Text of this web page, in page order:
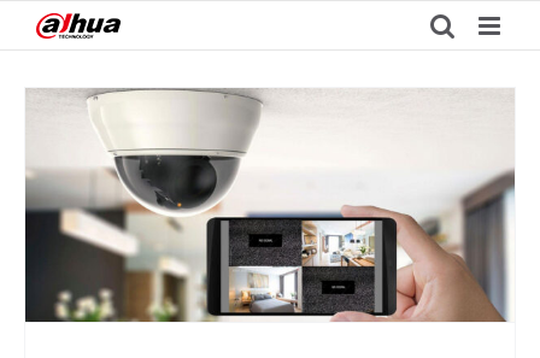
to
content